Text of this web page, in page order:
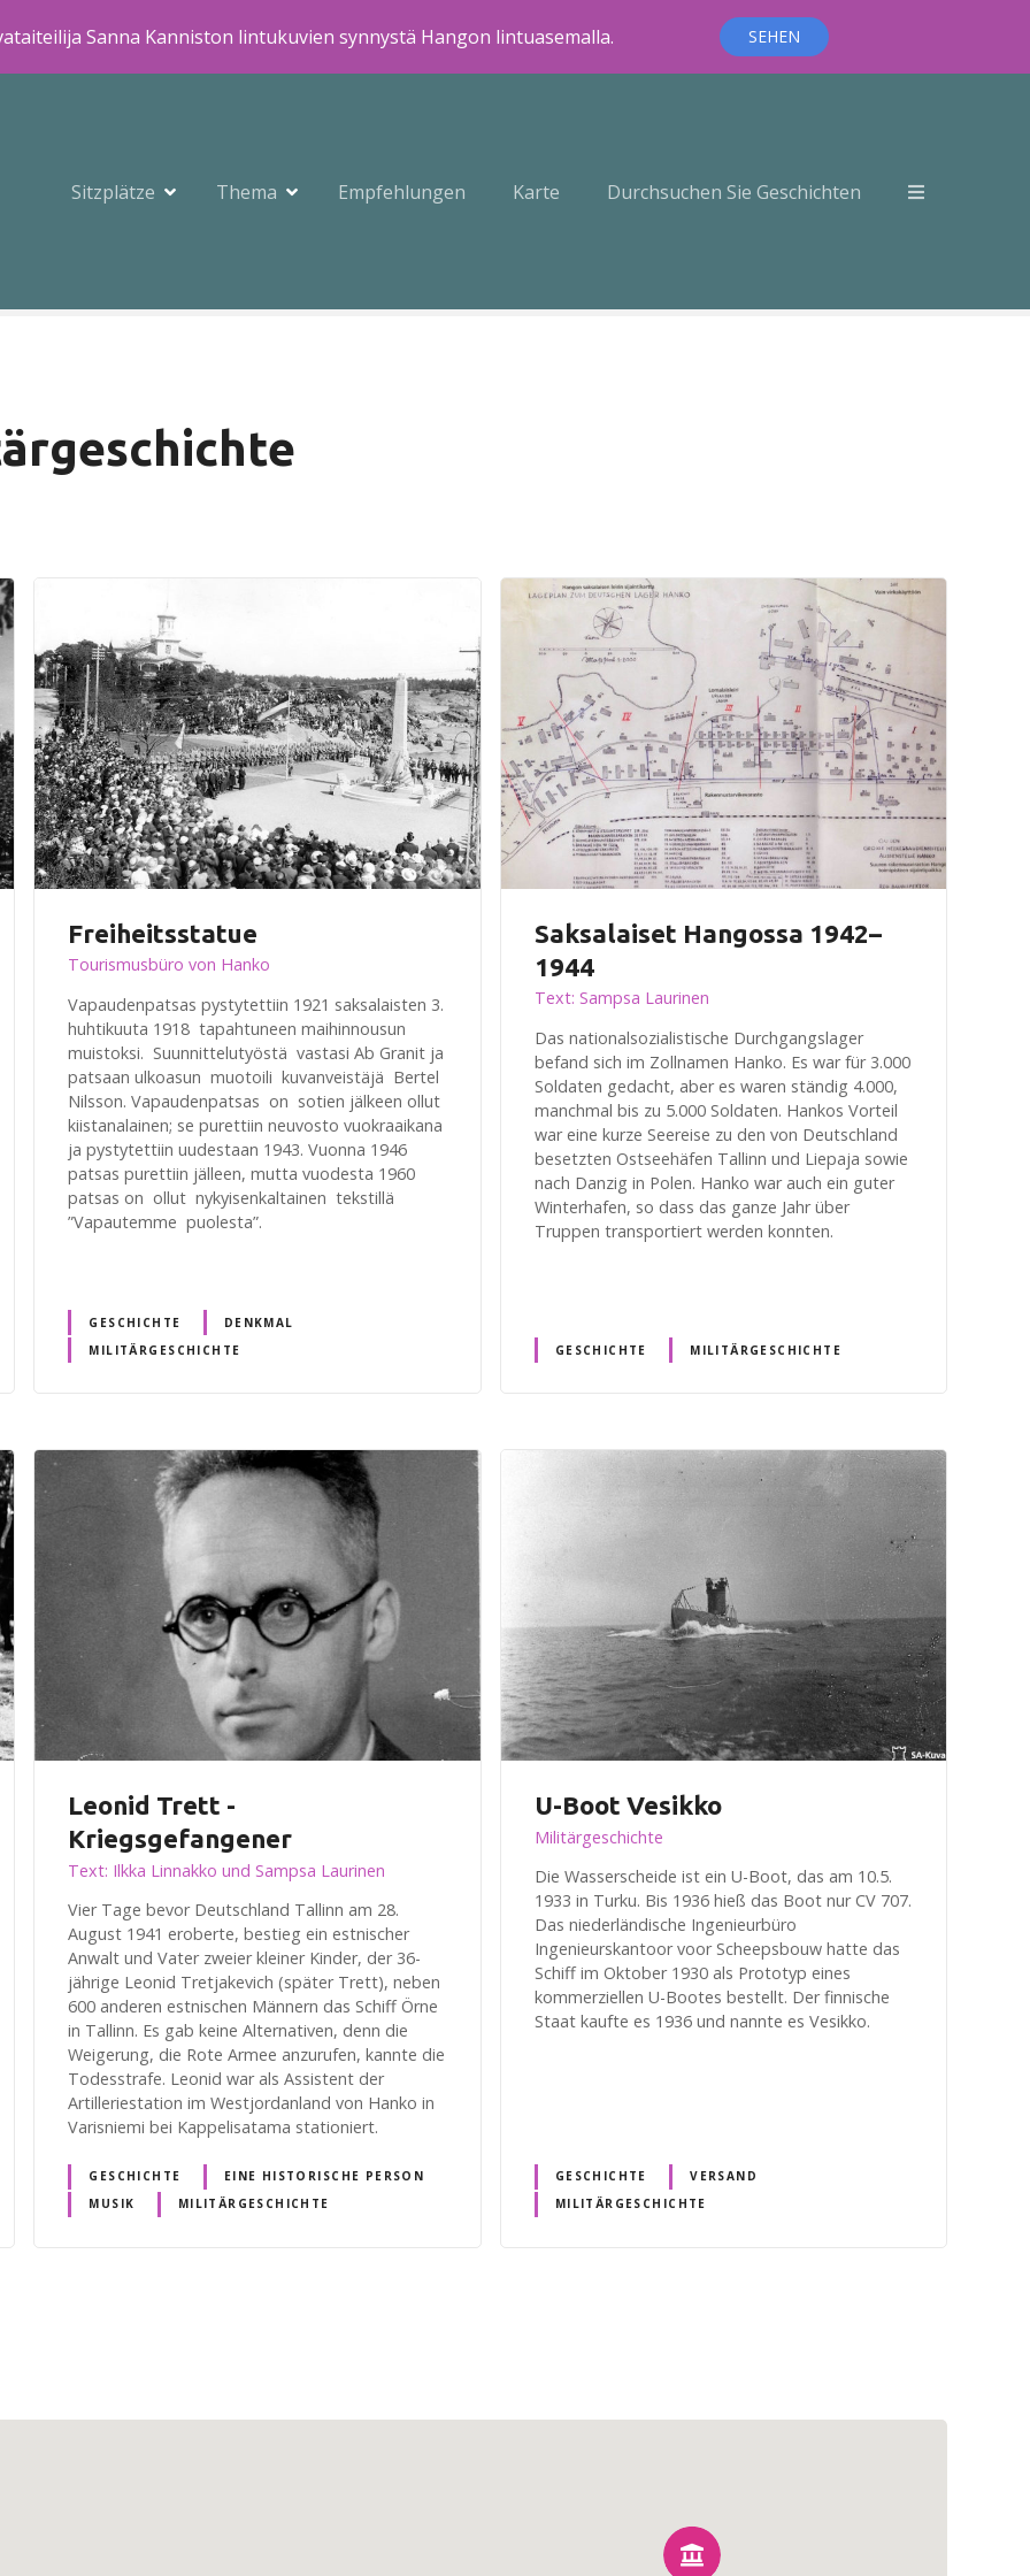
Sanna Kanniston lintukuvien synnystä Hangon lintuasemalla. SEHEN
Sitzplätze Thema Empfehlungen Karte Durchsuchen Sie Geschichten
Freiheitsstatue
Tourismusbüro von Hanko
Vapaudenpatsas pystytettiin 1921 saksalaisten 3.
huhtikuuta 1918 tapahtuneen maihinnousun
muistoksi. Suunnittelutyöstä vastasi Ab Granit ja
patsaan ulkoasun muotoili kuvanveistäjä Bertel
Nilsson. Vapaudenpatsas on sotien jälkeen ollut
kiistanalainen; se purettiin neuvosto vuokraaikana
ja pystytettiin uudestaan 1943. Vuonna 1946
patsas purettiin jälleen, mutta vuodesta 1960
patsas on ollut nykyisenkaltainen tekstillä
”Vapautemme puolesta”.
GESCHICHTE
DENKMAL
MILITÄRGESCHICHTE
Saksalaiset Hangossa 1942–
1944
Text: Sampsa Laurinen
Das nationalsozialistische Durchgangslager
befand sich im Zollnamen Hanko. Es war für 3.000
Soldaten gedacht, aber es waren ständig 4.000,
manchmal bis zu 5.000 Soldaten. Hankos Vorteil
war eine kurze Seereise zu den von Deutschland
besetzten Ostseehäfen Tallinn und Liepaja sowie
nach Danzig in Polen. Hanko war auch ein guter
Winterhafen, so dass das ganze Jahr über
Truppen transportiert werden konnten.
GESCHICHTE MILITÄRGESCHICHTE
Leonid Trett -
Kriegsgefangener
Text: Ilkka Linnakko und Sampsa Laurinen
Vier Tage bevor Deutschland Tallinn am 28.
August 1941 eroberte, bestieg ein estnischer
Anwalt und Vater zweier kleiner Kinder, der 36-
jährige Leonid Tretjakevich (später Trett), neben
600 anderen estnischen Männern das Schiff Örne
in Tallinn. Es gab keine Alternativen, denn die
Weigerung, die Rote Armee anzurufen, kannte die
Todesstrafe. Leonid war als Assistent der
Artilleriestation im Westjordanland von Hanko in
Varisniemi bei Kappelisatama stationiert.
GESCHICHTE
EINE HISTORISCHE PERSON
MUSIK
MILITÄRGESCHICHTE
U-Boot Vesikko
Militärgeschichte
Die Wasserscheide ist ein U-Boot, das am 10.5.
1933 in Turku. Bis 1936 hieß das Boot nur CV 707.
Das niederländische Ingenieurbüro
Ingenieurskantoor voor Scheepsbouw hatte das
Schiff im Oktober 1930 als Prototyp eines
kommerziellen U-Bootes bestellt. Der finnische
Staat kaufte es 1936 und nannte es Vesikko.
GESCHICHTE
VERSAND
MILITÄRGESCHICHTE